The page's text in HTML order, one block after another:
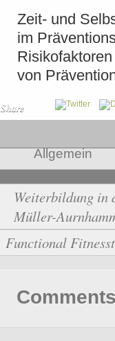
Zeit- und
im
von
Share
Allgemein
Weiterbildung in
Müller-
Functional